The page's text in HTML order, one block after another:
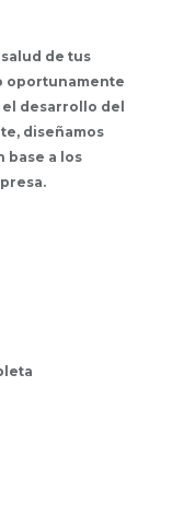
de tus
oportunamente
desarrollo del
diseñamos
base a los